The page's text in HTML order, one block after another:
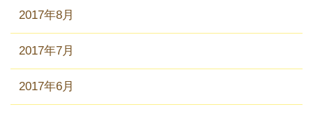
2017年8月
2017年7月
2017年6月